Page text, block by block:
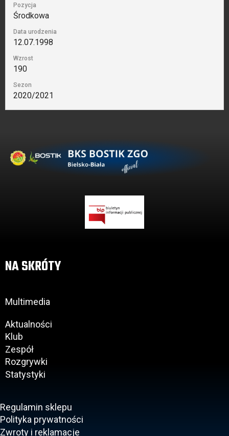
Pozycja
Środkowa
Data urodzenia
12.07.1998
Wzrost
190
Sezon
2020/2021
NA SKRÓTY
Multimedia
Aktualności
Klub
Zespół
Rozgrywki
Statystyki
Regulamin sklepu
Polityka prywatności
Zwroty i reklamacje